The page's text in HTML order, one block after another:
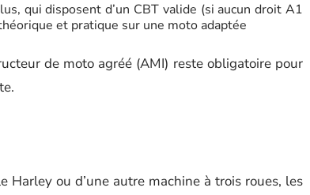
qui disposent d’un CBT valide (si aucun droit A1
et pratique sur une moto adaptée
de moto agréé (AMI) reste obligatoire pour
Harley ou d’une autre machine à trois roues, les